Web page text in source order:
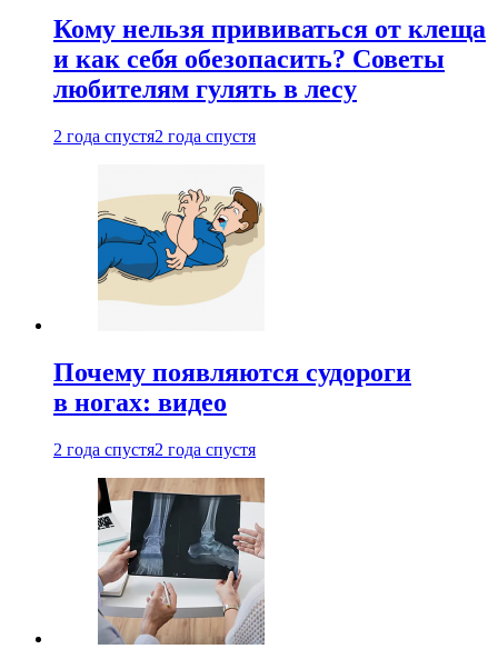
Кому нельзя прививаться от клеща
и как себя обезопасить? Советы
любителям гулять в лесу
2 года спустя2 года спустя
Почему появляются судороги
в ногах: видео
2 года спустя2 года спустя